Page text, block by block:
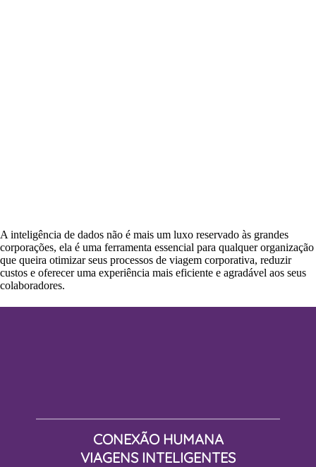
A inteligência de dados não é mais um luxo reservado às grandes
corporações, ela é uma ferramenta essencial para qualquer organização
que queira otimizar seus processos de viagem corporativa, reduzir
custos e oferecer uma experiência mais eficiente e agradável aos seus
colaboradores.
CONEXÃO HUMANA
VIAGENS INTELIGENTES